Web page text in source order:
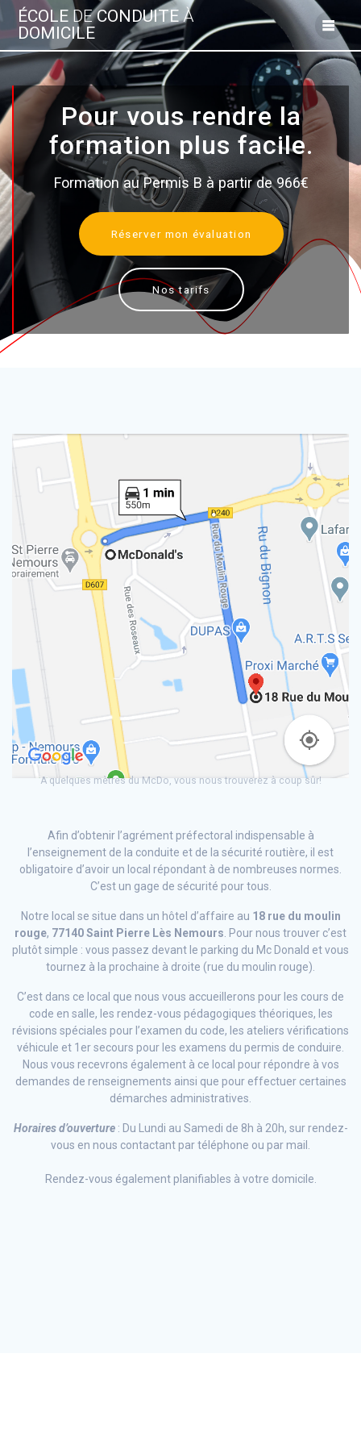
Skip
to
content
ÉCOLE DECONDUITEÀ
DOMICILE
Pour vous rendre la
formation plus facile.
Formation au Permis B à partir de 966€
Réserver mon évaluation
Nos tarifs
A quelques mètres du McDo, vous nous trouverez à coup sûr!
Afin d’obtenir l’agrément préfectoral indispensable à
l’enseignement de la conduite et de la sécurité routière, il est
obligatoire d’avoir un local répondant à de nombreuses normes.
C’est un gage de sécurité pour tous.
Notre local se situe dans un hôtel d’affaire au 18 rue du moulin
rouge, 77140 Saint Pierre Lès Nemours . Pour nous trouver c’est
plutôt simple : vous passez devant le parking du Mc Donald et vous
tournez à la prochaine à droite (rue du moulin rouge).
C’est dans ce local que nous vous accueillerons pour les cours de
code en salle, les rendez-vous pédagogiques théoriques, les
révisions spéciales pour l’examen du code, les ateliers vérifications
véhicule et 1er secours pour les examens du permis de conduire.
Nous vous recevrons également à ce local pour répondre à vos
demandes de renseignements ainsi que pour effectuer certaines
démarches administratives.
Horaires d’ouverture : Du Lundi au Samedi de 8h à 20h, sur rendez-
vous en nous contactant par téléphone ou par mail.
Rendez-vous également planifiables à votre domicile.